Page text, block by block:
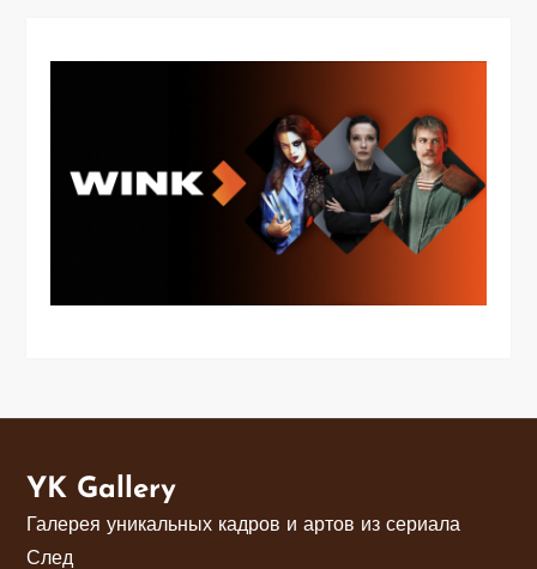
YK Gallery
Галерея уникальных кадров и артов из сериала
След